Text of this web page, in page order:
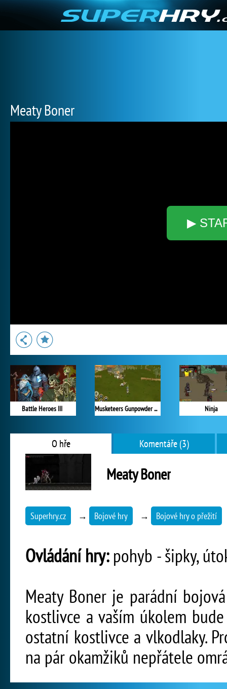
Meaty Boner
▶
Battle Heroes III Musketeers Gunpowder vs Steel Ninja
O hře Komentáře (3)
Meaty Boner
Superhry.cz → Bojové hry → Bojové hry o přežití
Ovládání hry:pohyb - šipky,
Meaty Boner je parádní
kostlivce a vaším úkolem
ostatní kostlivce a vlkodlaky.
na pár okamžiků nepřátele